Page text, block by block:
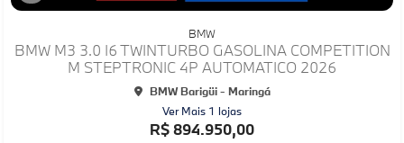
Co
lhe
BMW
BMW M3 3.0 I6 TWINTURBO GASOLINA COMPETITION
M STEPTRONIC 4P AUTOMATICO 2026
BMW Barigüi - Maringá
Ver Mais 1 lojas
R$ 894.950,00